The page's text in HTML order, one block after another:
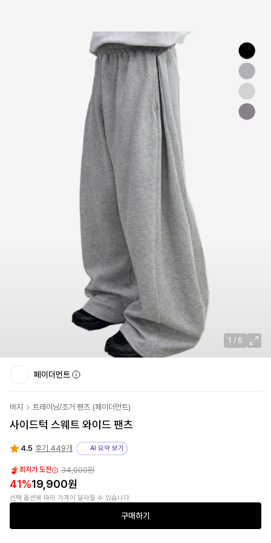
1 / 5
페이더먼트
바지 트레이닝/조거 팬츠 (페이더먼트)
사이드턱 스웨트 와이드 팬츠
4.5 후기 449개 AI 요약 보기
최저가 도전 34,000원
41%19,900원
선택 옵션에 따라 가격이 달라질 수 있습니다.
구매하기